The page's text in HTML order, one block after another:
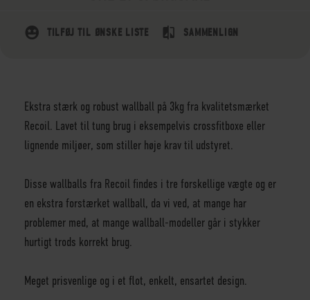
TILFØJ TIL ØNSKE LISTE SAMMENLIGN
Ekstra stærk og robust wallball på 3kg fra kvalitetsmærket
Recoil. Lavet til tung brug i eksempelvis crossfitboxe eller
lignende miljøer, som stiller høje krav til udstyret.
Disse wallballs fra Recoil findes i tre forskellige vægte og er
en ekstra forstærket wallball, da vi ved, at mange har
problemer med, at mange wallball-modeller går i stykker
hurtigt trods korrekt brug.
Meget prisvenlige og i et flot, enkelt, ensartet design.